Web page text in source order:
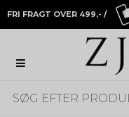
FRI FRAGT OVER 499,- /